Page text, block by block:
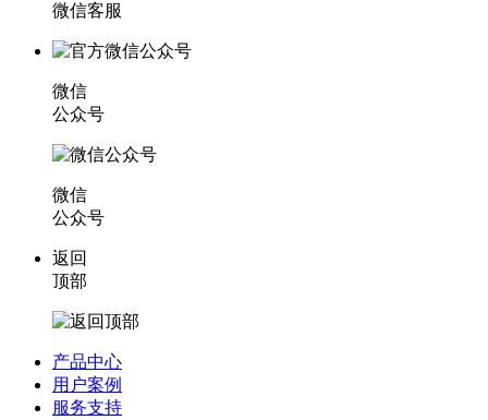
微信客服
微信
公众号
微信
公众号
返回
顶部
产品中心
用户案例
服务支持